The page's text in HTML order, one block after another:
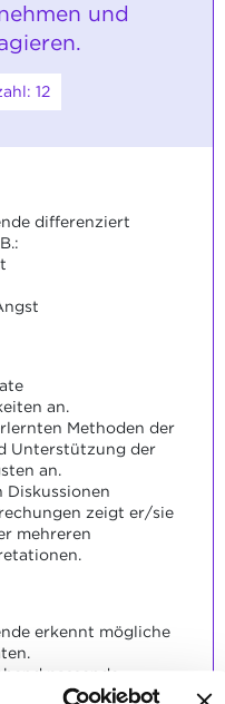
und
12
differenziert
an.
Methoden der
Unterstützung der
an.
Diskussionen
zeigt er/sie
mehreren
erkennt mögliche
passende
an.